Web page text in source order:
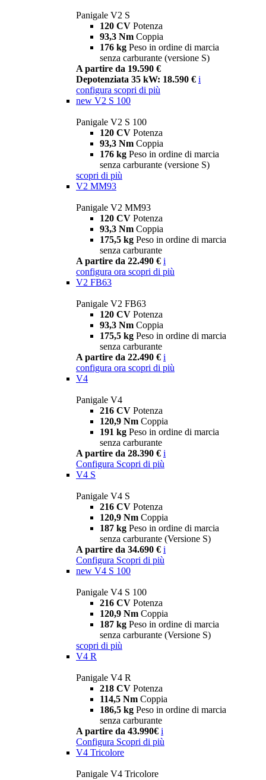
Panigale V2 S
120 CV Potenza
93,3 Nm Coppia
176 kg Peso in ordine di marcia
senza carburante (versione S)
A partire da 19.590 €
Depotenziata 35 kW: 18.590 € i
configura scopri di più
new V2 S 100
Panigale V2 S 100
120 CV Potenza
93,3 Nm Coppia
176 kg Peso in ordine di marcia
senza carburante (versione S)
scopri di più
V2 MM93
Panigale V2 MM93
120 CV Potenza
93,3 Nm Coppia
175,5 kg Peso in ordine di marcia
senza carburante
A partire da 22.490 € i
configura ora scopri di più
V2 FB63
Panigale V2 FB63
120 CV Potenza
93,3 Nm Coppia
175,5 kg Peso in ordine di marcia
senza carburante
A partire da 22.490 € i
configura ora scopri di più
V4
Panigale V4
216 CV Potenza
120,9 Nm Coppia
191 kg Peso in ordine di marcia
senza carburante
A partire da 28.390 € i
Configura Scopri di più
V4 S
Panigale V4 S
216 CV Potenza
120,9 Nm Coppia
187 kg Peso in ordine di marcia
senza carburante (Versione S)
A partire da 34.690 € i
Configura Scopri di più
new V4 S 100
Panigale V4 S 100
216 CV Potenza
120,9 Nm Coppia
187 kg Peso in ordine di marcia
senza carburante (Versione S)
scopri di più
V4 R
Panigale V4 R
218 CV Potenza
114,5 Nm Coppia
186,5 kg Peso in ordine di marcia
senza carburante
A partire da 43.990€ i
Configura Scopri di più
V4 Tricolore
Panigale V4 Tricolore